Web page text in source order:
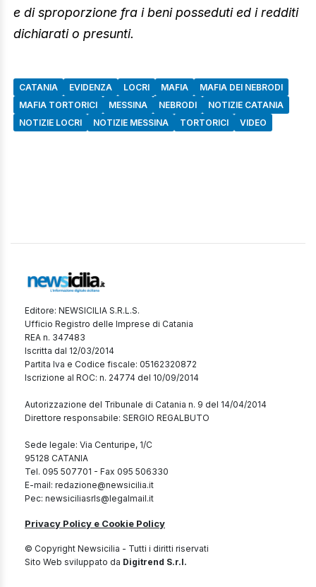
e di sproporzione fra i beni posseduti ed i redditi
dichiarati o presunti.
CATANIA EVIDENZA LOCRI MAFIA
MAFIA DEI NEBRODI
MAFIA TORTORICI
MESSINA NEBRODI
NOTIZIE CATANIA
NOTIZIE LOCRI
NOTIZIE MESSINA TORTORICI VIDEO
Editore: NEWSICILIA S.R.L.S.
Ufficio Registro delle Imprese di Catania
REA n. 347483
Iscritta dal 12/03/2014
Partita Iva e Codice fiscale: 05162320872
Iscrizione al ROC: n. 24774 del 10/09/2014
Autorizzazione del Tribunale di Catania n. 9 del 14/04/2014
Direttore responsabile: SERGIO REGALBUTO
Sede legale: Via Centuripe, 1/C
95128 CATANIA
Tel. 095 507701 - Fax 095 506330
E-mail: redazione@newsicilia.it
Pec: newsiciliasrls@legalmail.it
Privacy Policy e Cookie Policy
© Copyright Newsicilia - Tutti i diritti riservati
Sito Web sviluppato da Digitrend S.r.l.